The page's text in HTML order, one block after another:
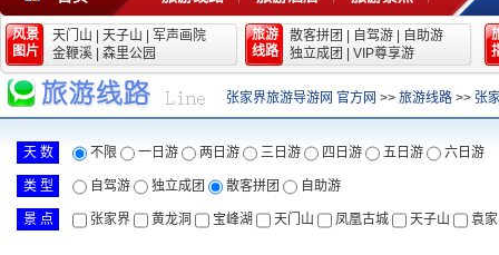
风景
图片
天门山 天子山
军声画院
金鞭溪
森里公园
旅游
线路
散客拼团 自驾游
自助游
独立成团
VIP尊享游
张家界旅游导游网 官方网 >> 旅游线路 >> 张
天 数 不限 一日游 两日游 三日游 四日游 五日游 六日游
类 型 自驾游 独立成团 散客拼团 自助游
景 点 张家界 黄龙洞 宝峰湖 天门山 凤凰古城 天子山 袁